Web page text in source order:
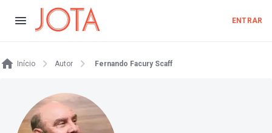
ENTRAR
Início Autor Fernando Facury Scaff